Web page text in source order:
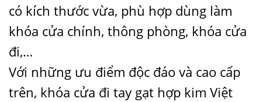
có kích thước vừa, phù hợp dùng làm
khóa cửa chính, thông phòng, khóa cửa
đi,…
Với những ưu điểm độc đáo và cao cấp
trên, khóa cửa đi tay gạt hợp kim Việt